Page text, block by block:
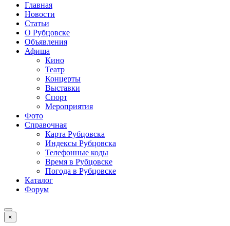
Главная
Новости
Статьи
О Рубцовске
Объявления
Афиша
Кино
Театр
Концерты
Выставки
Спорт
Мероприятия
Фото
Справочная
Карта Рубцовска
Индексы Рубцовска
Телефонные коды
Время в Рубцовске
Погода в Рубцовске
Каталог
Форум
×